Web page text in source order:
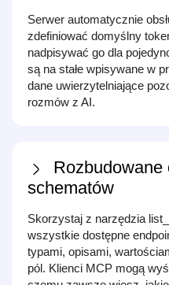
Serwer automatycznie
zdefiniować domyślny
nadpisywać go dla
są na stałe wpisywane w
dane uwierzytelniające
rozmów z AI.
Rozbudowane
schematów
Skorzystaj z narzędzia
wszystkie dostępne
typami, opisami,
pól. Klienci MCP mogą